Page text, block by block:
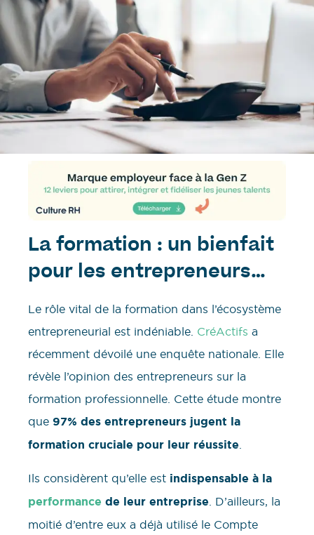
La formation : un bienfait
pour les entrepreneurs…
Le rôle vital de la formation dans l’écosystème
entrepreneurial est indéniable. CréActifs a
récemment dévoilé une enquête nationale. Elle
révèle l’opinion des entrepreneurs sur la
formation professionnelle. Cette étude montre
que 97% des entrepreneurs jugent la
formation cruciale pour leur réussite.
Ils considèrent qu’elle est indispensable à la
performance de leur entreprise . D’ailleurs, la
moitié d’entre eux a déjà utilisé le Compte